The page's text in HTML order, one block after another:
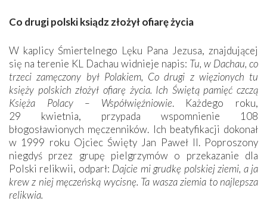
Co drugi polski ksiądz złożył ofiarę życia
W kaplicy Śmiertelnego Lęku Pana Jezusa, znajdującej
się na terenie KL Dachau widnieje napis: Tu, w Dachau, co
trzeci zamęczony był Polakiem, Co drugi z więzionych tu
księży polskich złożył ofiarę życia. Ich Świętą pamięć czczą
Księża Polacy – Współwięźniowie. Każdego roku,
29 kwietnia, przypada wspomnienie 108
błogosławionych męczenników. Ich beatyfikacji dokonał
w 1999 roku Ojciec Święty Jan Paweł II. Poproszony
niegdyś przez grupę pielgrzymów o przekazanie dla
Polski relikwii, odparł: Dajcie mi grudkę polskiej ziemi, a ja
krew z niej męczeńską wycisnę. Ta wasza ziemia to najlepsza
relikwia.